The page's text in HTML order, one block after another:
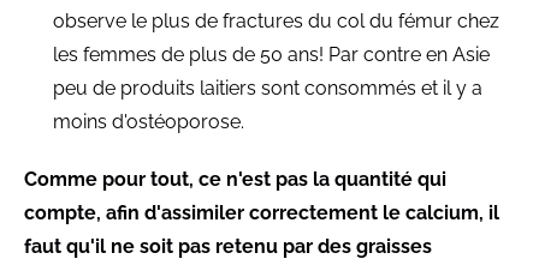
observe le plus de fractures du col du fémur chez
les femmes de plus de 50 ans! Par contre en Asie
peu de produits laitiers sont consommés et il y a
moins d'ostéoporose.
Comme pour tout, ce n'est pas la quantité qui
compte, afin d'assimiler correctement le calcium, il
faut qu'il ne soit pas retenu par des graisses